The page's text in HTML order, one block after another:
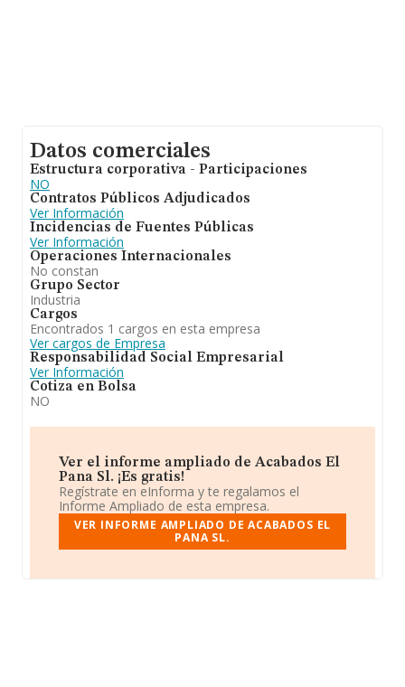
Datos comerciales
Estructura corporativa - Participaciones
NO
Contratos Públicos Adjudicados
Ver Información
Incidencias de Fuentes Públicas
Ver Información
Operaciones Internacionales
No constan
Grupo Sector
Industria
Cargos
Encontrados 1 cargos en esta empresa
Ver cargos de Empresa
Responsabilidad Social Empresarial
Ver Información
Cotiza en Bolsa
NO
Ver el informe ampliado de Acabados El
Pana Sl. ¡Es gratis!
Regístrate en eInforma y te regalamos el
Informe Ampliado de esta empresa.
VER INFORME AMPLIADO DE ACABADOS EL
PANA SL.